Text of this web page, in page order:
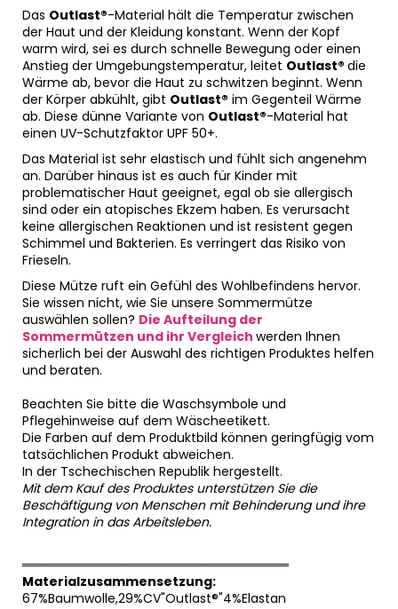
Das Outlast®-Material hält die Temperatur zwischen
der Haut und der Kleidung konstant. Wenn der Kopf
warm wird, sei es durch schnelle Bewegung oder einen
Anstieg der Umgebungstemperatur, leitet Outlast® die
Wärme ab, bevor die Haut zu schwitzen beginnt. Wenn
der Körper abkühlt, gibt Outlast® im Gegenteil Wärme
ab. Diese dünne Variante von Outlast®-Material hat
einen UV-Schutzfaktor UPF 50+.
Das Material ist sehr elastisch und fühlt sich angenehm
an. Darüber hinaus ist es auch für Kinder mit
problematischer Haut geeignet, egal ob sie allergisch
sind oder ein atopisches Ekzem haben. Es verursacht
keine allergischen Reaktionen und ist resistent gegen
Schimmel und Bakterien. Es verringert das Risiko von
Frieseln.
Diese Mütze ruft ein Gefühl des Wohlbefindens hervor.
Sie wissen nicht, wie Sie unsere Sommermütze
auswählen sollen? Die Aufteilung der
Sommermützen und ihr Vergleich werden Ihnen
sicherlich bei der Auswahl des richtigen Produktes helfen
und beraten.
Beachten Sie bitte die Waschsymbole und
Pflegehinweise auf dem Wäscheetikett.
Die Farben auf dem Produktbild können geringfügig vom
tatsächlichen Produkt abweichen.
In der Tschechischen Republik hergestellt.
Mit dem Kauf des Produktes unterstützen Sie die
Beschäftigung von Menschen mit Behinderung und ihre
Integration in das Arbeitsleben.
══════════════════════════════
Materialzusammensetzung:
67%Baumwolle,29%CV"Outlast®"4%Elastan